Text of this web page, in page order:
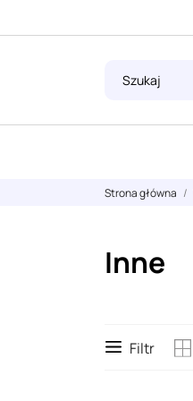
Strona główna
Inne
Filtr